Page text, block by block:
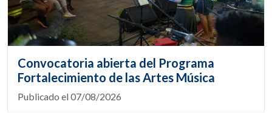
Convocatoria abierta del Programa
Fortalecimiento de las Artes Música
Publicado el 07/08/2026